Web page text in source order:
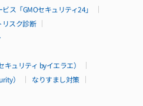
ス「GMOセキュリティ24」
スク診断
ュリティ byイエラエ）
）
なりすまし対策